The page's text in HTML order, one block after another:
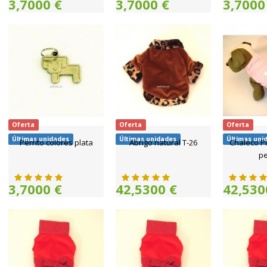
3,7000 € 3,7000 €
Oferta
Últimas unidades
Perrito colores plata
3,7000 €
Oferta
Últimas unidades
Abrigo natural T-26
42,5300 €
Oferta
Últimas
Chaleco